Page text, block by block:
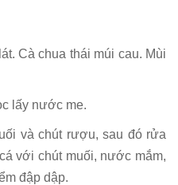
Cà chua thái múi cau. Mùi
lấy nước me.
và chút rượu, sau đó rửa
với chút muối, nước mắm,
đập dập.